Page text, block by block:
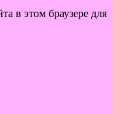
в этом браузере для